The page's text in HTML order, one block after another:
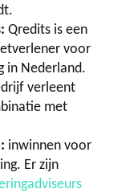
Qredits is een
voor
in Nederland.
verleent
met
inwinnen voor
Er zijn